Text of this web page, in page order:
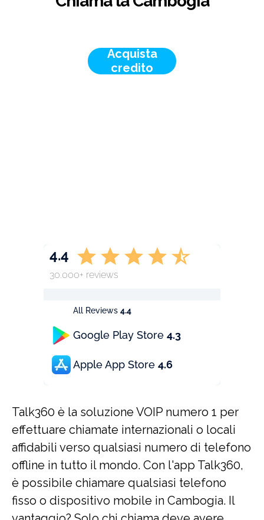
Acquista
credito
All Reviews 4.4
Google Play Store 4.3
Apple App Store 4.6
4.4
30.000+ reviews
Talk360 è la soluzione VOIP numero 1 per
effettuare chiamate internazionali o locali
affidabili verso qualsiasi numero di telefono
offline in tutto il mondo. Con l'app Talk360,
è possibile chiamare qualsiasi telefono
fisso o dispositivo mobile in Cambogia. Il